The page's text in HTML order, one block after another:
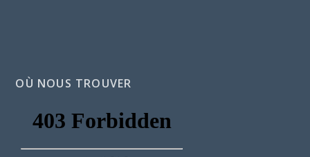
OÙ NOUS TROUVER